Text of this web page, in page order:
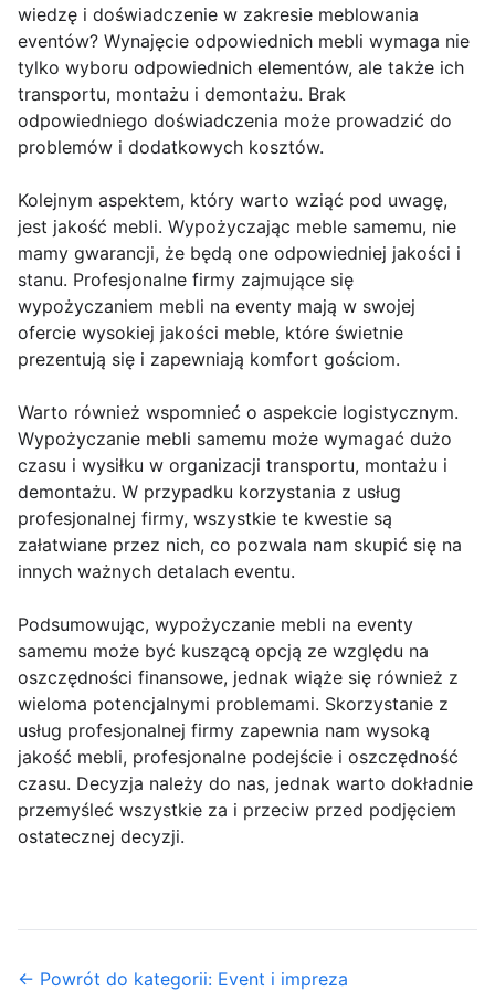
wiedzę i doświadczenie w zakresie meblowania
eventów? Wynajęcie odpowiednich mebli wymaga nie
tylko wyboru odpowiednich elementów, ale także ich
transportu, montażu i demontażu. Brak
odpowiedniego doświadczenia może prowadzić do
problemów i dodatkowych kosztów.
Kolejnym aspektem, który warto wziąć pod uwagę,
jest jakość mebli. Wypożyczając meble samemu, nie
mamy gwarancji, że będą one odpowiedniej jakości i
stanu. Profesjonalne firmy zajmujące się
wypożyczaniem mebli na eventy mają w swojej
ofercie wysokiej jakości meble, które świetnie
prezentują się i zapewniają komfort gościom.
Warto również wspomnieć o aspekcie logistycznym.
Wypożyczanie mebli samemu może wymagać dużo
czasu i wysiłku w organizacji transportu, montażu i
demontażu. W przypadku korzystania z usług
profesjonalnej firmy, wszystkie te kwestie są
załatwiane przez nich, co pozwala nam skupić się na
innych ważnych detalach eventu.
Podsumowując, wypożyczanie mebli na eventy
samemu może być kuszącą opcją ze względu na
oszczędności finansowe, jednak wiąże się również z
wieloma potencjalnymi problemami. Skorzystanie z
usług profesjonalnej firmy zapewnia nam wysoką
jakość mebli, profesjonalne podejście i oszczędność
czasu. Decyzja należy do nas, jednak warto dokładnie
przemyśleć wszystkie za i przeciw przed podjęciem
ostatecznej decyzji.
← Powrót do kategorii: Event i impreza